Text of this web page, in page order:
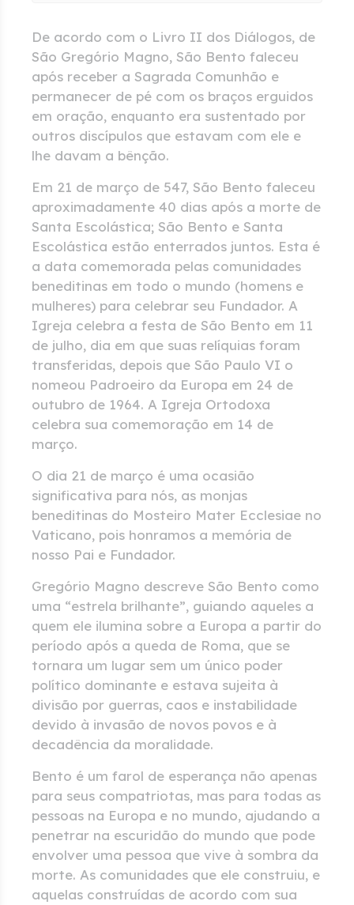
De acordo com o Livro II dos Diálogos, de
São Gregório Magno, São Bento faleceu
após receber a Sagrada Comunhão e
permanecer de pé com os braços erguidos
em oração, enquanto era sustentado por
outros discípulos que estavam com ele e
lhe davam a bênção.
Em 21 de março de 547, São Bento faleceu
aproximadamente 40 dias após a morte de
Santa Escolástica; São Bento e Santa
Escolástica estão enterrados juntos. Esta é
a data comemorada pelas comunidades
beneditinas em todo o mundo (homens e
mulheres) para celebrar seu Fundador. A
Igreja celebra a festa de São Bento em 11
de julho, dia em que suas relíquias foram
transferidas, depois que São Paulo VI o
nomeou Padroeiro da Europa em 24 de
outubro de 1964. A Igreja Ortodoxa
celebra sua comemoração em 14 de
março.
O dia 21 de março é uma ocasião
significativa para nós, as monjas
beneditinas do Mosteiro Mater Ecclesiae no
Vaticano, pois honramos a memória de
nosso Pai e Fundador.
Gregório Magno descreve São Bento como
uma “estrela brilhante”, guiando aqueles a
quem ele ilumina sobre a Europa a partir do
período após a queda de Roma, que se
tornara um lugar sem um único poder
político dominante e estava sujeita à
divisão por guerras, caos e instabilidade
devido à invasão de novos povos e à
decadência da moralidade.
Bento é um farol de esperança não apenas
para seus compatriotas, mas para todas as
pessoas na Europa e no mundo, ajudando a
penetrar na escuridão do mundo que pode
envolver uma pessoa que vive à sombra da
morte. As comunidades que ele construiu, e
aquelas construídas de acordo com sua